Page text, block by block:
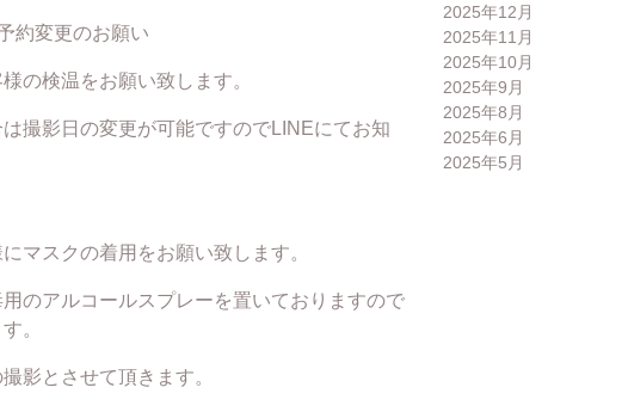
約変更のお願い
の検温をお願い致します。
撮影日の変更が可能ですのでLINEにてお知
マスクの着用をお願い致します。
のアルコールスプレーを置いておりますので
。
影とさせて頂きます。
2025年12月
2025年11月
2025年10月
2025年9月
2025年8月
2025年6月
2025年5月